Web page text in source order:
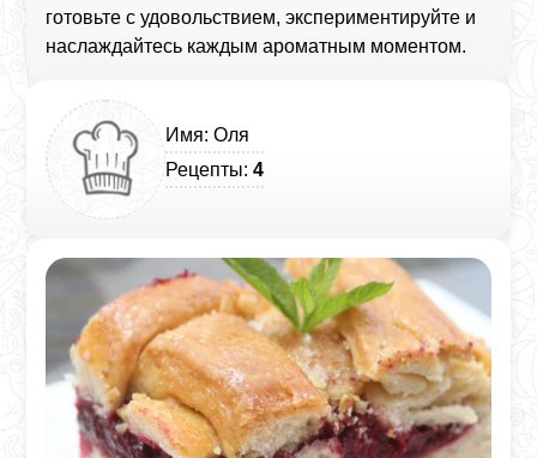
готовьте с удовольствием, экспериментируйте и
наслаждайтесь каждым ароматным моментом.
Имя: Оля
Рецепты:4